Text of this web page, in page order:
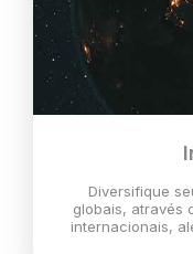
Diversifique
globais, através
internacionais,